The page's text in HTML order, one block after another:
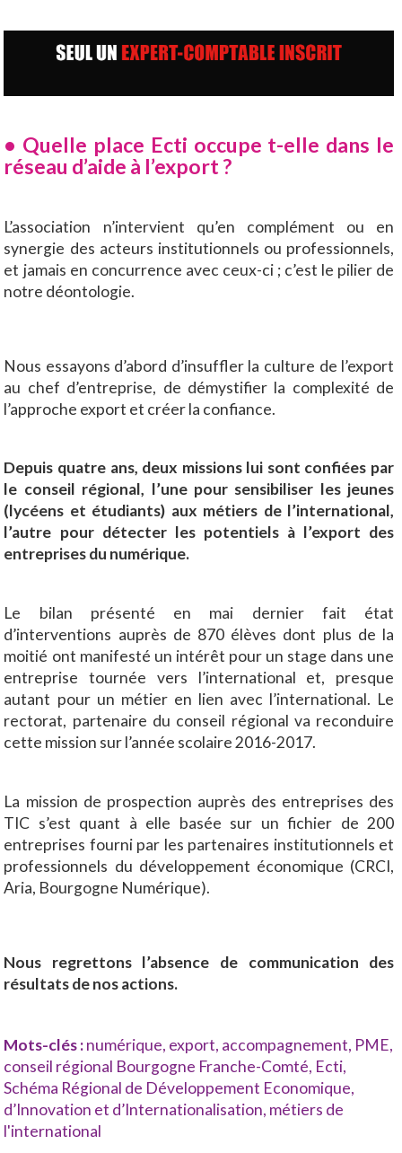
• Quelle place Ecti occupe t-elle dans le
réseau d’aide à l’export ?
L’association n’intervient qu’en complément ou en
synergie des acteurs institutionnels ou professionnels,
et jamais en concurrence avec ceux-ci ; c’est le pilier de
notre déontologie.
Nous essayons d’abord d’insuffler la culture de l’export
au chef d’entreprise, de démystifier la complexité de
l’approche export et créer la confiance.
Depuis quatre ans, deux missions lui sont confiées par
le conseil régional, l’une pour sensibiliser les jeunes
(lycéens et étudiants) aux métiers de l’international,
l’autre pour détecter les potentiels à l’export des
entreprises du numérique.
Le bilan présenté en mai dernier fait état
d’interventions auprès de 870 élèves dont plus de la
moitié ont manifesté un intérêt pour un stage dans une
entreprise tournée vers l’international et, presque
autant pour un métier en lien avec l’international. Le
rectorat, partenaire du conseil régional va reconduire
cette mission sur l’année scolaire 2016-2017.
La mission de prospection auprès des entreprises des
TIC s’est quant à elle basée sur un fichier de 200
entreprises fourni par les partenaires institutionnels et
professionnels du développement économique (CRCI,
Aria, Bourgogne Numérique).
Nous regrettons l’absence de communication des
résultats de nos actions.
Mots-clés :numérique, export, accompagnement, PME,
conseil régional Bourgogne Franche-Comté, Ecti,
Schéma Régional de Développement Economique,
d’Innovation et d’Internationalisation, métiers de
l'international